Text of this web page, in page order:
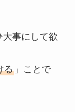
事にして欲
る」ことで